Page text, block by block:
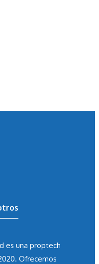
es una proptech
Ofrecemos